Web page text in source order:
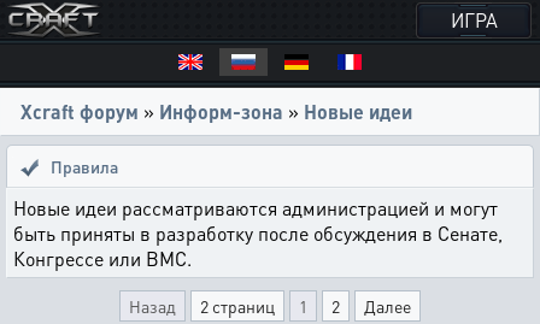
ИГРА
Xcraft форум » Информ-зона » Новые идеи
Правила
Новые идеи рассматриваются администрацией и могут
быть приняты в разработку после обсуждения в Сенате,
Конгрессе или ВМС.
Назад 2 страниц 1 2 Далее